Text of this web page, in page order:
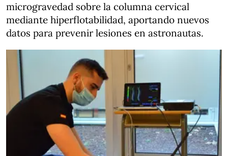
microgravedad sobre la columna cervical
mediante hiperflotabilidad, aportando nuevos
datos para prevenir lesiones en astronautas.